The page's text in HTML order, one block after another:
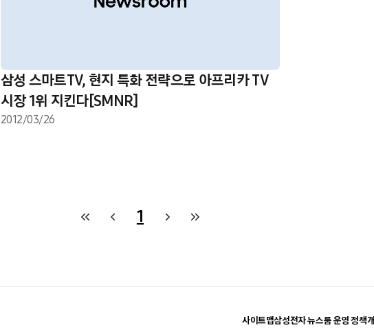
삼성 스마트TV, 현지 특화 전략으로 아프리카 TV
시장 1위 지킨다[SMNR]
2012/03/26
1
사이트맵삼성전자 뉴스룸 운영 정책